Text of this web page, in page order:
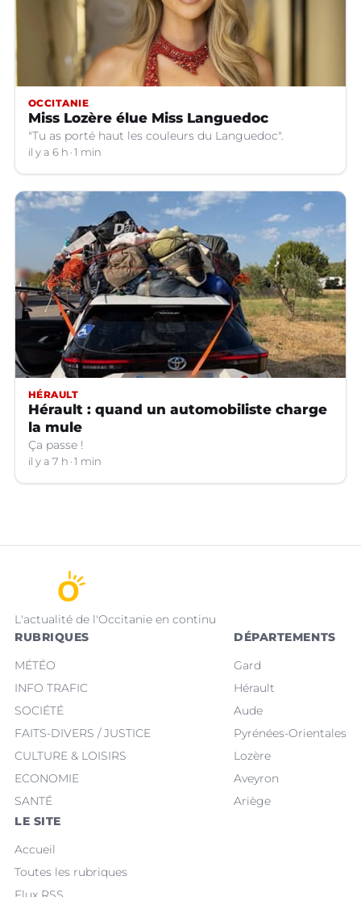
OCCITANIE
Miss Lozère élue Miss Languedoc
"Tu as porté haut les couleurs du Languedoc".
il y a 6 h 1 min
HÉRAULT
Hérault : quand un automobiliste charge
la mule
Ça passe !
il y a 7 h 1 min
L'actualité de l'Occitanie en continu
RUBRIQUES
MÉTÉO
INFO TRAFIC
SOCIÉTÉ
FAITS-DIVERS / JUSTICE
CULTURE & LOISIRS
ECONOMIE
SANTÉ
DÉPARTEMENTS
Gard
Hérault
Aude
Pyrénées-Orientales
Lozère
Aveyron
Ariège
LE SITE
Accueil
Toutes les rubriques